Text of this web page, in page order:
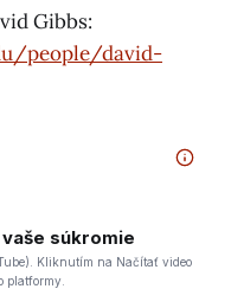
Gibbs:
people/david-
súkromie
Kliknutím na Načítať video
platformy.